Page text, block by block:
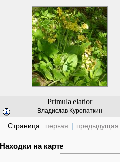
Primula elatior
Владислав Куропаткин
Страница: первая | предыдущая
Находки на карте